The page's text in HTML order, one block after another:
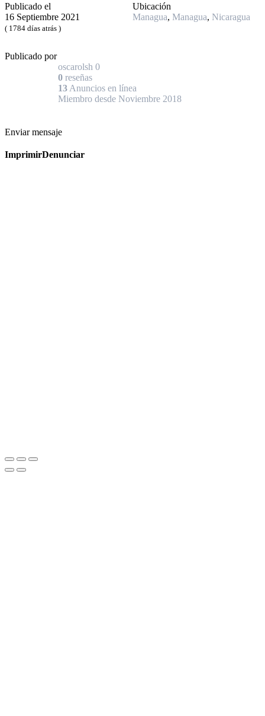
Publicado el
16 Septiembre 2021
( 1784 días atrás )
Ubicación
Managua, Managua, Nicaragua
Publicado por
oscarolsh 0
0 reseñas
13 Anuncios en línea
Miembro desde Noviembre 2018
Enviar mensaje
ImprimirDenunciar